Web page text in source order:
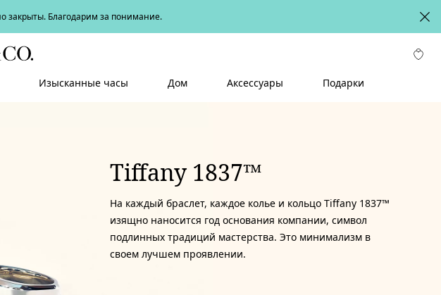
закрыты. Благодарим за понимание.
Изысканные часы Дом Аксессуары Подарки
Tiffany 1837™
На каждый браслет, каждое колье и кольцо Tiffany 1837™
изящно наносится год основания компании, символ
подлинных традиций мастерства. Это минимализм в
своем лучшем проявлении.